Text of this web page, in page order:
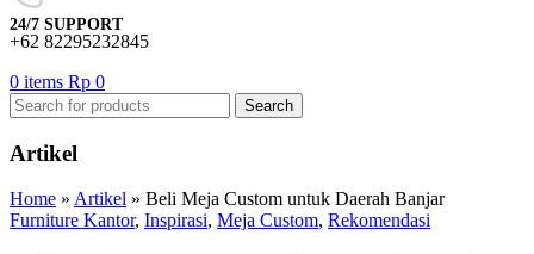
24/7 SUPPORT
+62 82295232845
0 items Rp 0
Search
Artikel
Home » Artikel » Beli Meja Custom untuk Daerah Banjar
Furniture Kantor, Inspirasi, Meja Custom, Rekomendasi